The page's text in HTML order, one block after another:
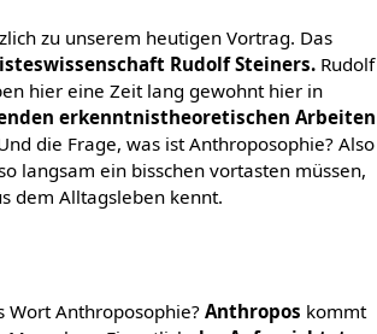
zu unserem heutigen Vortrag. Das
Rudolf Steiners. Rudolf
hier eine Zeit lang gewohnt hier in
erkenntnistheoretischen Arbeiten
die Frage, was ist Anthroposophie? Also
langsam ein bisschen vortasten müssen,
dem Alltagsleben kennt.
Wort Anthroposophie?Anthropos kommt